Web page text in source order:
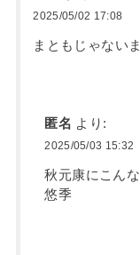
2025/05/02 17:08
まともじゃない
匿名 より:
2025/05/03 15:32
秋元康にこん
悠季